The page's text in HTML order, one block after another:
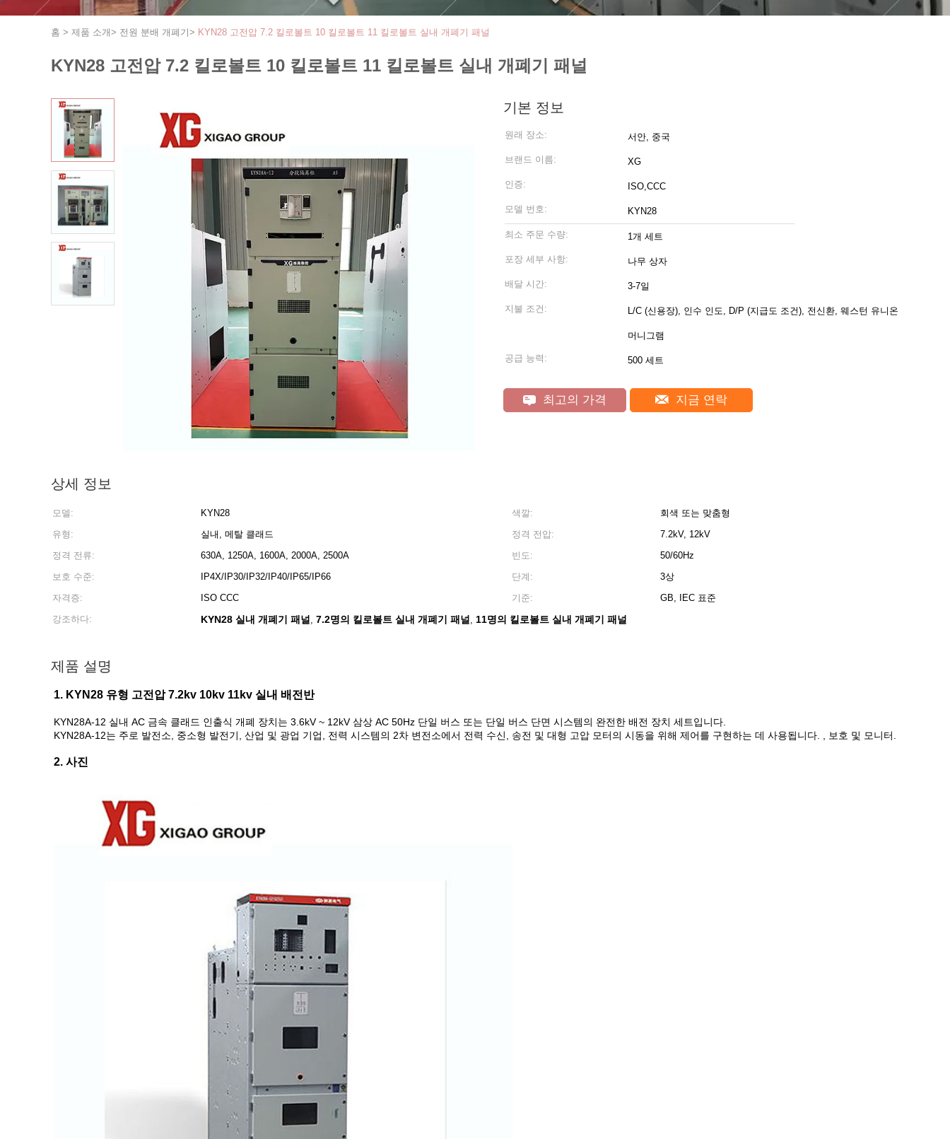
홈 > 제품 소개> 전원 분배 개폐기> KYN28 고전압 7.2 킬로볼트 10 킬로볼트 11 킬로볼트 실내 개폐기 패널
KYN28 고전압 7.2 킬로볼트 10 킬로볼트 11 킬로볼트 실내 개폐기 패널
기본 정보
원래 장소: 서안, 중국
브랜드 이름: XG
인증: ISO,CCC
모델 번호: KYN28
최소 주문 수량: 1개 세트
포장 세부 사항: 나무 상자
배달 시간: 3-7일
지불 조건: L/C (신용장), 인수 인도, D/P (지급도 조건), 전신환, 웨스턴 유니온,
머니그램
공급 능력: 500 세트
최고의 가격 지금 연락
상세 정보
모델: KYN28 색깔:
회색 또는 맞춤형
유형:
실내, 메탈 클래드 정격 전압:
7.2kV, 12kV
정격 전류:
630A, 1250A, 1600A, 2000A, 2500A 빈도:
50/60Hz
보호 수준:
IP4X/IP30/IP32/IP40/IP65/IP66 단계:
3상
자격증:
ISO CCC 기준:
GB, IEC 표준
강조하다:
KYN28 실내 개폐기 패널 , 7.2명의 킬로볼트 실내 개폐기 패널 , 11명의 킬로볼트 실내 개폐기 패널
제품 설명
1. KYN28 유형 고전압 7.2kv 10kv 11kv 실내 배전반
KYN28A-12 실내 AC 금속 클래드 인출식 개폐 장치는 3.6kV ~ 12kV 삼상 AC 50Hz 단일 버스 또는 단일 버스 단면 시스템의 완전한 배전 장치 세트입니다.
KYN28A-12는 주로 발전소, 중소형 발전기, 산업 및 광업 기업, 전력 시스템의 2차 변전소에서 전력 수신, 송전 및 대형 고압 모터의 시동을 위해 제어를 구현하는 데 사용됩니다. , 보호 및 모니터.
2. 사진